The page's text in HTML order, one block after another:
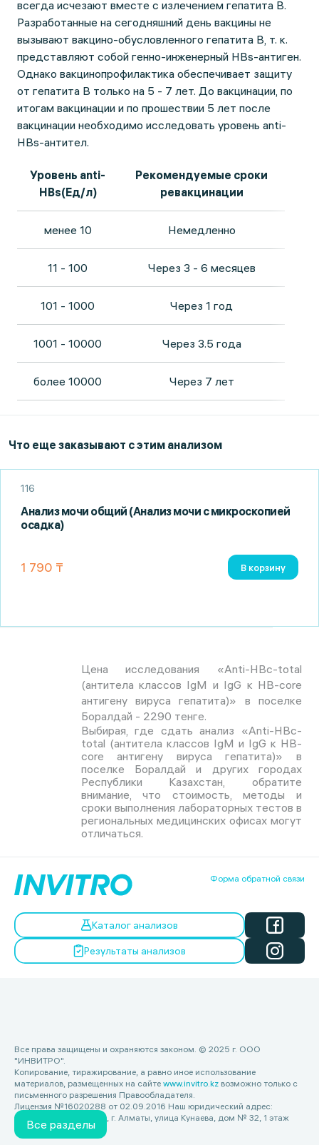
Все разделы
всегда исчезают вместе с излечением гепатита В.
Разработанные на сегодняшний день вакцины не
вызывают вакцино-обусловленного гепатита В, т. к.
представляют собой генно-инженерный HBs-антиген.
Однако вакцинопрофилактика обеспечивает защиту
от гепатита В только на 5 - 7 лет. До вакцинации, по
итогам вакцинации и по прошествии 5 лет после
вакцинации необходимо исследовать уровень anti-
HBs-антител.
Уровень anti-
HBs(Ед/л)
Рекомендуемые сроки
ревакцинации
менее 10 Немедленно
11 - 100 Через 3 - 6 месяцев
101 - 1000 Через 1 год
1001 - 10000 Через 3.5 года
более 10000 Через 7 лет
Что еще заказывают с этим анализом
116
Анализ мочи общий (Анализ мочи с микроскопией
осадка)
1 790 ₸ В корзину
Цена исследования «Anti-HBс-total
(антитела классов IgM и IgG к HB-core
антигену вируса гепатита)» в поселке
Боралдай - 2290 тенге.
Выбирая, где сдать анализ «Anti-HBс-
total (антитела классов IgM и IgG к HB-
core антигену вируса гепатита)» в
поселке Боралдай и других городах
Республики Казахстан, обратите
внимание, что стоимость, методы и
сроки выполнения лабораторных тестов в
региональных медицинских офисах могут
отличаться.
Форма обратной связи
Каталог анализов
Результаты анализов
Все права защищены и охраняются законом. © 2025 г. ООО
"ИНВИТРО".
Копирование, тиражирование, а равно иное использование
материалов, размещенных на сайте www.invitro.kz возможно только с
письменного разрешения Правообладателя.
Лицензия №16020288 от 02.09.2016 Наш юридический адрес:
Республика Казахстан, г. Алматы, улица Кунаева, дом № 32, 1 этаж